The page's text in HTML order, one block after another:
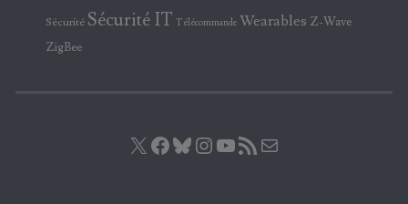
Sécurité Sécurité IT Télécommande Wearables Z-Wave
ZigBee
X Facebook
Bluesky
Instagram
YouTube
Flux RSS